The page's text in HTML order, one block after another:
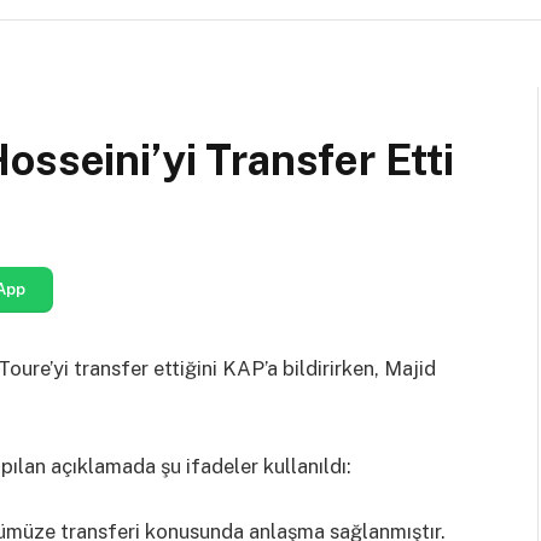
Transfer Etti
transfer ettiğini KAP’a bildirirken, Majid
açıklamada şu ifadeler kullanıldı:
transferi konusunda anlaşma sağlanmıştır.